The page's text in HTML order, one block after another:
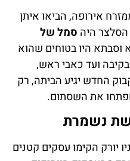
אירופה, הביאו איתן
היה סמל של
היו בטוחים שהוא
בקיבה ועד כאבי ראש,
החדש יגיע הביתה, רק
את השסתום.
נשמרת
יורק הקימו עסקים קטנים